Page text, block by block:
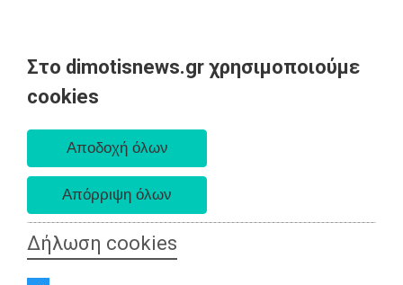
Στο dimotisnews.gr χρησιμοποιούμε
cookies
Δήλωση cookies